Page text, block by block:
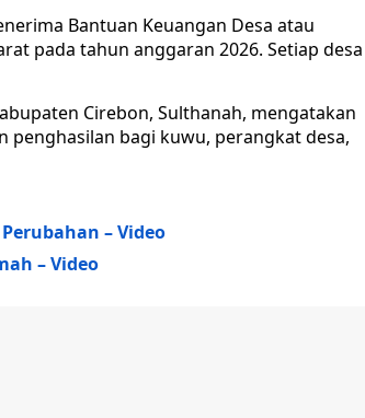
Bantuan Keuangan Desa atau
pada tahun anggaran 2026. Setiap desa
Cirebon, Sulthanah, mengatakan
bagi kuwu, perangkat desa,
– Video
– Video